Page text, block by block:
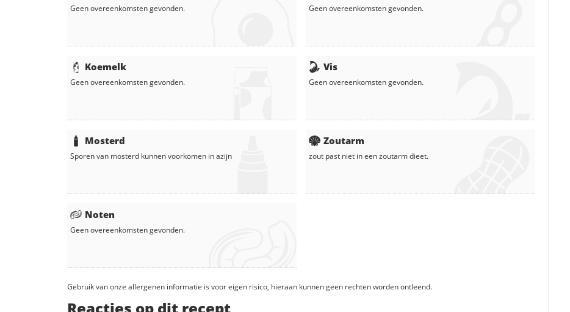
Geen overeenkomsten gevonden.
Koemelk
Geen overeenkomsten gevonden.
Mosterd
Sporen van mosterd kunnen voorkomen inazijn
Noten
Geen overeenkomsten gevonden.
Geen overeenkomsten gevonden.
Vis
Geen overeenkomsten gevonden.
Zoutarm
zout past niet in een zoutarm dieet.
Gebruik van onze allergenen informatie is voor eigen risico, hieraan kunnen geen rechten worden ontleend.